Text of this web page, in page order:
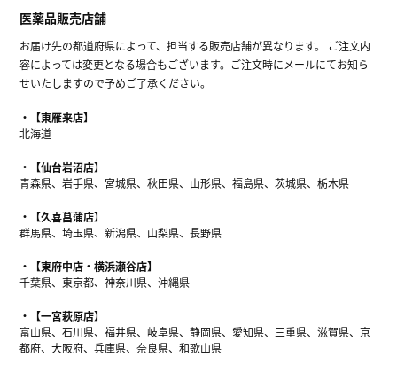
医薬品販売店舗
お届け先の都道府県によって、担当する販売店舗が異なります。 ご注文内
容によっては変更となる場合もございます。ご注文時にメールにてお知ら
せいたしますので予めご了承ください。
【東雁来店】
北海道
【仙台岩沼店】
青森県、岩手県、宮城県、秋田県、山形県、福島県、茨城県、栃木県
【久喜菖蒲店】
群馬県、埼玉県、新潟県、山梨県、長野県
【東府中店・横浜瀬谷店】
千葉県、東京都、神奈川県、沖縄県
【一宮萩原店】
富山県、石川県、福井県、岐阜県、静岡県、愛知県、三重県、滋賀県、京
都府、大阪府、兵庫県、奈良県、和歌山県